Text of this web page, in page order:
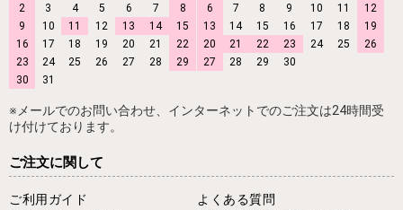
2
3 4 5 6 7
8
9
10 11 12 13 14
15
16
17 18 19 20 21
22
23
24 25 26 27 28
29
30
31
6
7 8 9 10 11
12
13
14 15 16 17 18
19
20
21 22 23 24 25
26
27
28 29 30
※メールでのお問い合わせ、インターネットでのご注文は24時間受
け付けております。
ご注文に関して
ご利用ガイド
よくある質問